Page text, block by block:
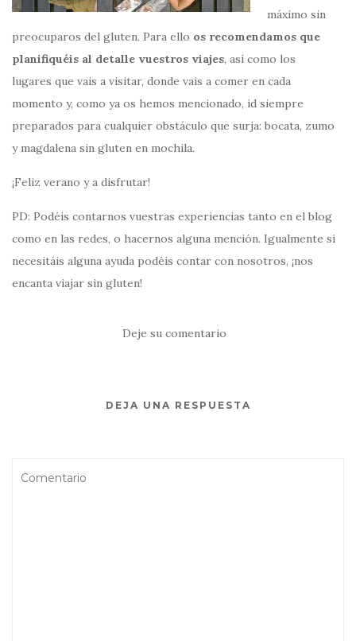
máximo sin
preocuparos del gluten. Para ello os recomendamos que
planifiquéis al detalle vuestros viajes, así como los
lugares que vais a visitar, donde vais a comer en cada
momento y, como ya os hemos mencionado, id siempre
preparados para cualquier obstáculo que surja: bocata, zumo
y magdalena sin gluten en mochila.
¡Feliz verano y a disfrutar!
PD: Podéis contarnos vuestras experiencias tanto en el blog
como en las redes, o hacernos alguna mención. Igualmente si
necesitáis alguna ayuda podéis contar con nosotros, ¡nos
encanta viajar sin gluten!
Deje su comentario
DEJA UNA RESPUESTA